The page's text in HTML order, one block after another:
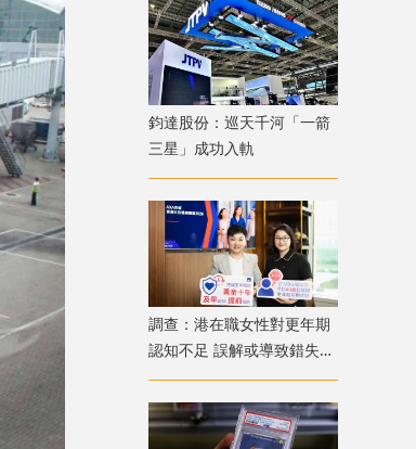
鈞達股份：巡天千河「一箭
三星」成功入軌
調查：港在職女性對更年期
認知不足 誤解或導致錯失
「黃金預防期」